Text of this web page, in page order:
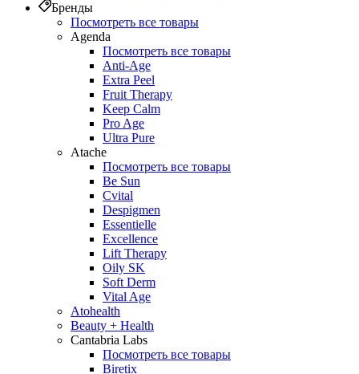
Бренды
Посмотреть все товары
Agenda
Посмотреть все товары
Anti‑Age
Extra Peel
Fruit Therapy
Keep Calm
Pro Age
Ultra Pure
Atache
Посмотреть все товары
Be Sun
Cvital
Despigmen
Essentielle
Excellence
Lift Therapy
Oily SK
Soft Derm
Vital Age
Atohealth
Beauty + Health
Cantabria Labs
Посмотреть все товары
Biretix